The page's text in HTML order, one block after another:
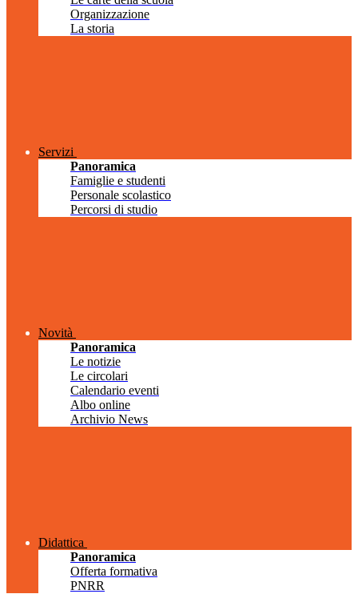
Organizzazione
La storia
Servizi
Panoramica
Famiglie e studenti
Personale scolastico
Percorsi di studio
Novità
Panoramica
Le notizie
Le circolari
Calendario eventi
Albo online
Archivio News
Didattica
Panoramica
Offerta formativa
PNRR